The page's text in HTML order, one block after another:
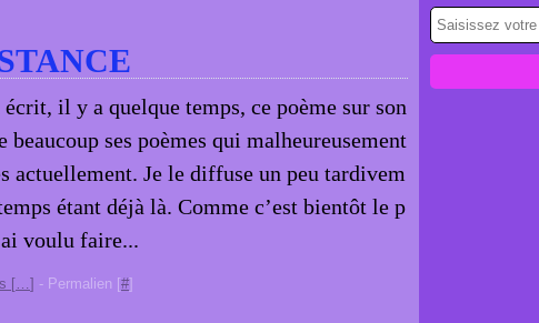
il y a quelque temps, ce poème sur son
beaucoup ses poèmes qui malheureusement
actuellement. Je le diffuse un peu tardivem
étant déjà là. Comme c’est bientôt le p
voulu faire...
[…] - Permalien [#]